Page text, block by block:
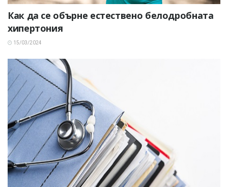
Как да се обърне естествено белодробната
хипертония
15/03/2024